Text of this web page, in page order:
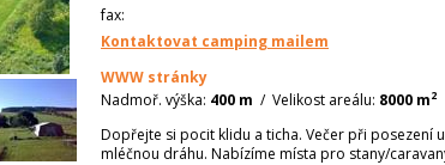
fax:
Kontaktovat camping mailem
WWW stránky
Nadmoř. výška: 400 m / Velikost areálu: 8000 m2
Dopřejte si pocit klidu a ticha. Večer při posezení
mléčnou dráhu. Nabízíme místa pro stany/